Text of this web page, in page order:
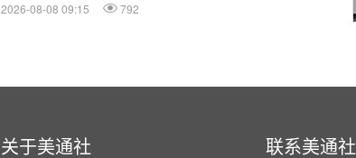
2026-08-08 09:15 792
关于美通社 联系美通社